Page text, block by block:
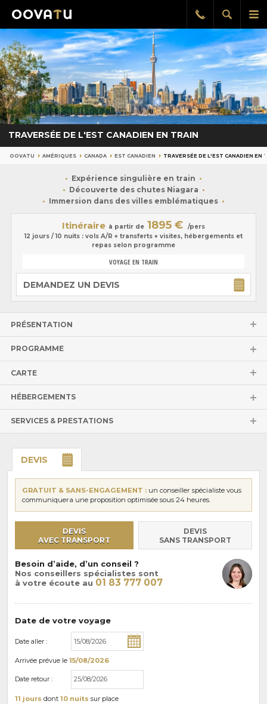
le
Afficher
la
Rappel
gratuit
TRAVERSÉE DE L'EST CANADIEN EN TRAIN
OOVATU AMÉRIQUES CANADA EST CANADIEN TRAVERSÉE DE L'EST CANADIEN EN
Expérience singulière en train
Découverte des chutes Niagara
Immersion dans des villes emblématiques
Itinéraire à partir de 1895 €
/pers
12 jours / 10 nuits : vols A/R + transferts + visites, hébergements et
repas selon programme
VOYAGE EN TRAIN
DEMANDEZ UN DEVIS
PRÉSENTATION
PROGRAMME
CARTE
HÉBERGEMENTS
SERVICES & PRESTATIONS
DEVIS
GRATUIT & SANS-ENGAGEMENT : un conseiller spécialiste vous
communiquera une proposition optimisée sous 24 heures.
DEVIS
AVEC TRANSPORT
DEVIS
SANS TRANSPORT
Besoin d’aide, d’un conseil ?
Nos conseillers spécialistes sont
à votre écoute au 01 83 777 007
Date de votre voyage
Date aller :
Arrivée prévue le 15/08/2026
Date retour :
11 jours dont 10 nuits sur place